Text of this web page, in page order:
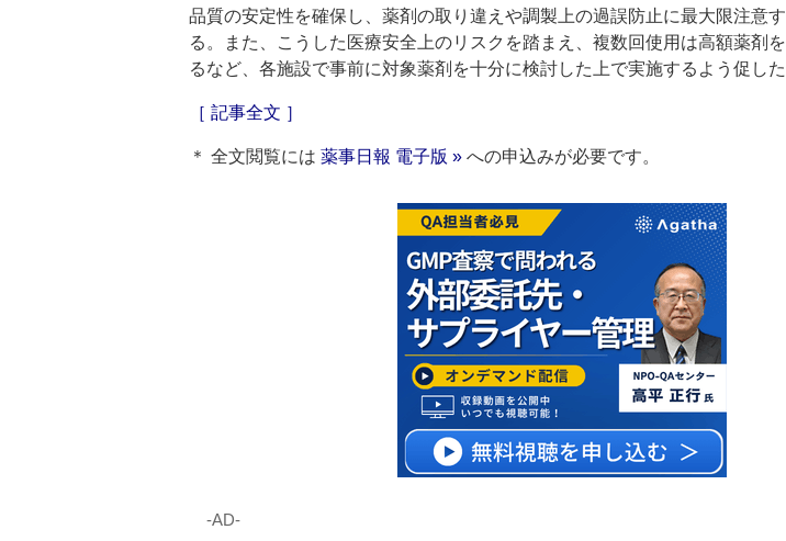
品質の安定性を確保し、薬剤の取り違えや調製上の過誤防止に最大限注意
る。また、こうした医療安全上のリスクを踏まえ、複数回使用は高額薬剤
るなど、各施設で事前に対象薬剤を十分に検討した上で実施するよう促した
［ 記事全文 ］
＊ 全文閲覧には 薬事日報 電子版 » への申込みが必要です。
‐AD‐